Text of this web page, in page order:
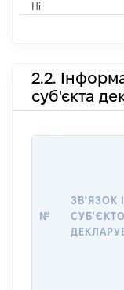
Ні
2.2.
суб'єкта
№
ЗВ'ЯЗОК